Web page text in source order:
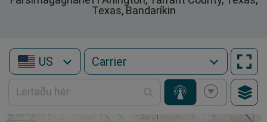
Texas, Bandaríkin
US